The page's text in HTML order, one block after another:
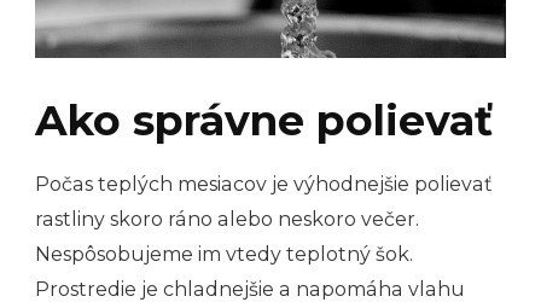
Ako správne polievať
Počas teplých mesiacov je výhodnejšie polievať
rastliny skoro ráno alebo neskoro večer.
Nespôsobujeme im vtedy teplotný šok.
Prostredie je chladnejšie a napomáha vlahu